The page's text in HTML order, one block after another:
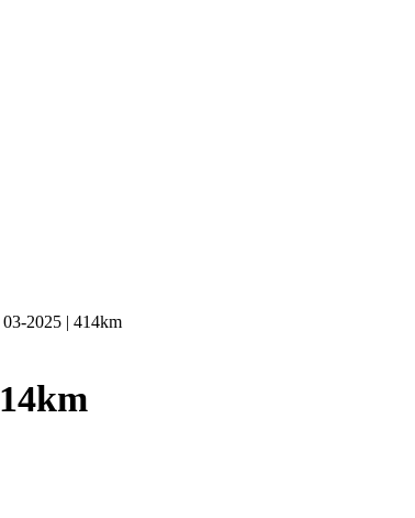
2025 | 414km